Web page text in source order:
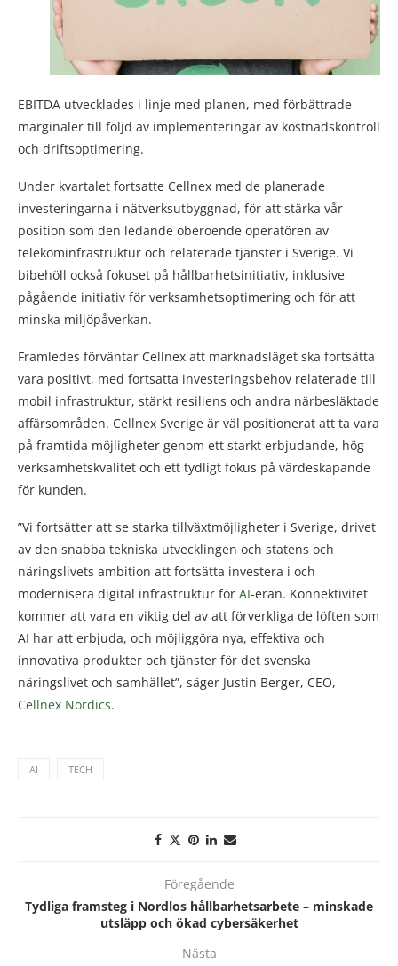
EBITDA utvecklades i linje med planen, med förbättrade
marginaler till följd av implementeringar av kostnadskontroll
och driftsoptimering.
Under kvartalet fortsatte Cellnex med de planerade
investeringarna i nätverksutbyggnad, för att stärka vår
position som den ledande oberoende operatören av
telekominfrastruktur och relaterade tjänster i Sverige. Vi
bibehöll också fokuset på hållbarhetsinitiativ, inklusive
pågående initiativ för verksamhetsoptimering och för att
minska miljöpåverkan.
Framledes förväntar Cellnex att marknadsläget ska fortsätta
vara positivt, med fortsatta investeringsbehov relaterade till
mobil infrastruktur, stärkt resiliens och andra närbesläktade
affärsområden. Cellnex Sverige är väl positionerat att ta vara
på framtida möjligheter genom ett starkt erbjudande, hög
verksamhetskvalitet och ett tydligt fokus på värdeskapande
för kunden.
”Vi fortsätter att se starka tillväxtmöjligheter i Sverige, drivet
av den snabba tekniska utvecklingen och statens och
näringslivets ambition att fortsätta investera i och
modernisera digital infrastruktur för AI-eran. Konnektivitet
kommer att vara en viktig del av att förverkliga de löften som
AI har att erbjuda, och möjliggöra nya, effektiva och
innovativa produkter och tjänster för det svenska
näringslivet och samhället”, säger Justin Berger, CEO,
Cellnex Nordics.
AI TECH
Föregående
Tydliga framsteg i Nordlos hållbarhetsarbete – minskade
utsläpp och ökad cybersäkerhet
Nästa